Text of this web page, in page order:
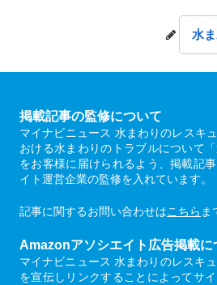
水
掲載記事の監修について
マイナビニュース 水まわりのレスキ
おける水まわりのトラブルについて
をお客様に届けられるよう、掲載記
イト運営企業の監修を入れています。
記事に関するお問い合わせはこちら ま
Amazonアソシエイト広告掲載に
マイナビニュース 水まわりのレスキ
を宣伝しリンクすることによってサ